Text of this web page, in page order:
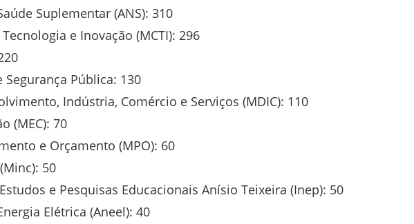
Suplementar (ANS): 310
e Inovação (MCTI): 296
Segurança Pública: 130
Indústria, Comércio e Serviços (MDIC): 110
(MEC): 70
e Orçamento (MPO): 60
50
e Pesquisas Educacionais Anísio Teixeira (Inep): 50
Elétrica (Aneel): 40